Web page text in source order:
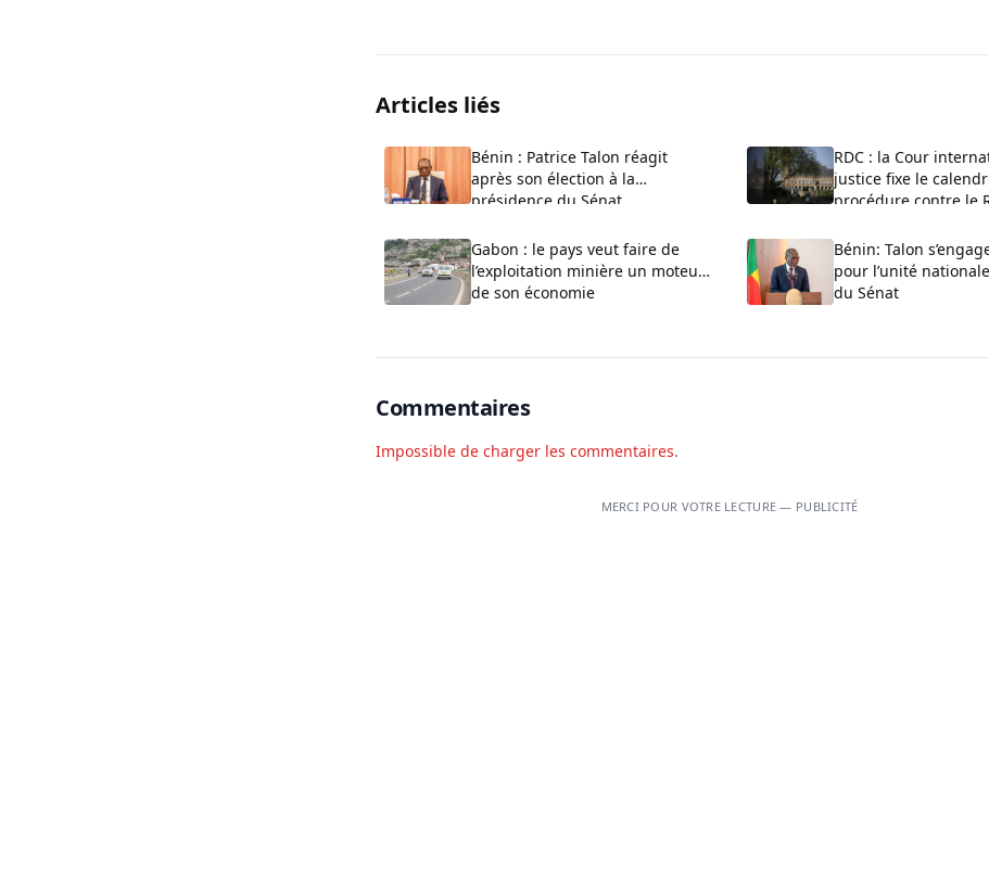
Articles liés
Bénin : Patrice Talon réagit
après son élection à la
présidence du Sénat
RDC : la Cour
justice fixe le
procédure contre le
Gabon : le pays veut faire de
l’exploitation minière un moteur
de son économie
Bénin: Talon
pour l’unité
du Sénat
Commentaires
Impossible de charger les commentaires.
MERCI POUR VOTRE LECTURE — PUBLICITÉ